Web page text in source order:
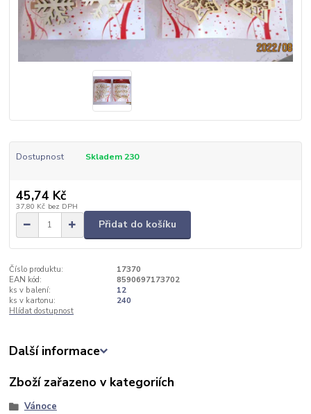
Dostupnost Skladem 230
45,74 Kč
37,80 Kč bez DPH
Přidat do košíku
Číslo produktu:
17370
EAN kód:
8590697173702
ks v balení:
12
ks v kartonu:
240
Hlídat dostupnost
Další informace
Zboží zařazeno v kategoriích
Vánoce